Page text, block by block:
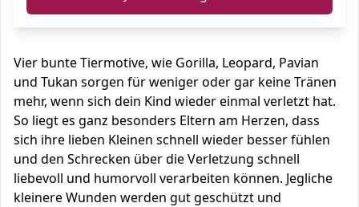
Vier bunte Tiermotive, wie Gorilla, Leopard, Pavian
und Tukan sorgen für weniger oder gar keine Tränen
mehr, wenn sich dein Kind wieder einmal verletzt hat.
So liegt es ganz besonders Eltern am Herzen, dass
sich ihre lieben Kleinen schnell wieder besser fühlen
und den Schrecken über die Verletzung schnell
liebevoll und humorvoll verarbeiten können. Jegliche
kleinere Wunden werden gut geschützt und